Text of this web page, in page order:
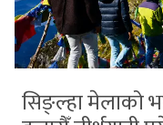
सिङ्ल्हा मेलाको